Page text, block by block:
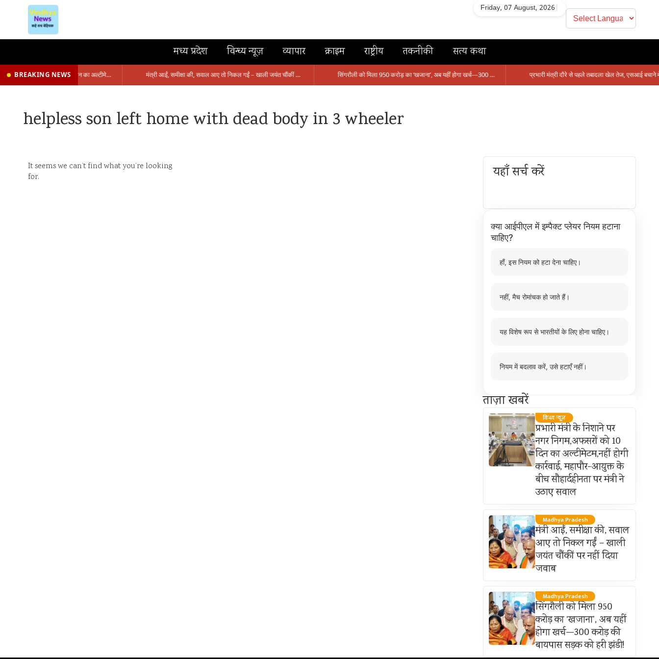
Friday, 07 August, 2026
मध्य प्रदेश विन्ध्य न्यूज़ व्यापार क्राइम राष्ट्रीय तकनीकी सत्य कथा
BREAKING NEWS प्रभारी मंत्री के निशाने पर नगर निगम,अफसरों को 10 दिन का अल्टीमेटम,नहीं होगी कार्रवाई, महापौर-आयुक्त के बीच सौहार्दहीनता पर मंत्री ने उठाए सवाल मंत्री आईं, समीक्षा की, सवाल आए तो निकल गईं – खाली जयंत चौंकीं पर नहीं दिया जवाब सिंगरौली को मिला 950 करोड़ का ‘खजाना’, अब यहीं होगा खर्च—300 करोड़ की बायपास सड़क को हरी झंडी!
helpless son left home with dead body in 3 wheeler
It seems we can’t find what you’re looking
for.
यहाँ सर्च करें
क्या आईपीएल में इम्पैक्ट प्लेयर नियम हटाना
चाहिए?
हाँ, इस नियम को हटा देना चाहिए।
नहीं, मैच रोमांचक हो जाते हैं।
यह विशेष रूप से भारतीयों के लिए होना चाहिए।
नियम में बदलाव करें, उसे हटाएँ नहीं।
ताज़ा खबरें
विन्ध्य न्यूज़
प्रभारी मंत्री के निशाने पर
नगर निगम,अफसरों को 10
दिन का अल्टीमेटम,नहीं होगी
कार्रवाई, महापौर-आयुक्त के
बीच सौहार्दहीनता पर मंत्री ने
उठाए सवाल
Madhya Pradesh
मंत्री आईं, समीक्षा की, सवाल
आए तो निकल गईं – खाली
जयंत चौंकीं पर नहीं दिया
जवाब
Madhya Pradesh
सिंगरौली को मिला 950
करोड़ का ‘खजाना’, अब यहीं
होगा खर्च—300 करोड़ की
बायपास सड़क को हरी झंडी!